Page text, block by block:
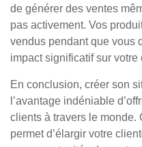
de générer des ventes
pas activement. Vos
vendus pendant que vous
impact significatif sur votre
En conclusion, créer son
l’avantage indéniable
clients à travers le
permet d’élargir votre